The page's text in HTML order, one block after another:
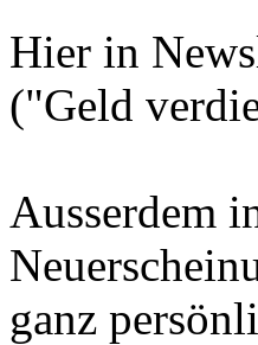
Hier in
("Geld
Ausserdem
ganz